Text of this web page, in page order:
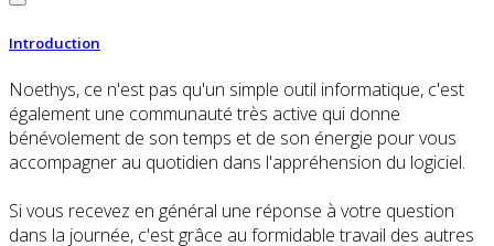
Introduction
Noethys, ce n'est pas qu'un simple outil informatique, c'est
également une communauté très active qui donne
bénévolement de son temps et de son énergie pour vous
accompagner au quotidien dans l'appréhension du logiciel.
Si vous recevez en général une réponse à votre question
dans la journée, c'est grâce au formidable travail des autres